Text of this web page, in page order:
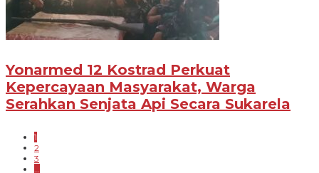
Yonarmed 12 Kostrad Perkuat
Kepercayaan Masyarakat, Warga
Serahkan Senjata Api Secara Sukarela
1
2
3